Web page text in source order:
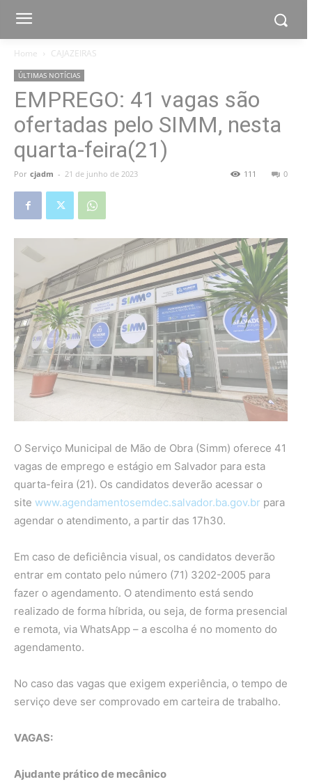
Home CAJAZEIRAS
ÚLTIMAS NOTÍCIAS
EMPREGO: 41 vagas são
ofertadas pelo SIMM, nesta
quarta-feira(21)
Por cjadm - 21 de junho de 2023 0
111
O Serviço Municipal de Mão de Obra (Simm) oferece 41
vagas de emprego e estágio em Salvador para esta
quarta-feira (21). Os candidatos deverão acessar o
site www.agendamentosemdec.salvador.ba.gov.br para
agendar o atendimento, a partir das 17h30.
Em caso de deficiência visual, os candidatos deverão
entrar em contato pelo número (71) 3202-2005 para
fazer o agendamento. O atendimento está sendo
realizado de forma híbrida, ou seja, de forma presencial
e remota, via WhatsApp – a escolha é no momento do
agendamento.
No caso das vagas que exigem experiência, o tempo de
serviço deve ser comprovado em carteira de trabalho.
VAGAS:
Ajudante prático de mecânico